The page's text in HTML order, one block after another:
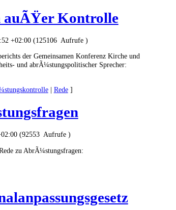
auÃŸer Kontrolle
+02:00 (125106 Aufrufe )
der Gemeinsamen Konferenz Kirche und
und abrÃ¼stungspolitischer Sprecher:
| Rede]
(92553 Aufrufe )
zu AbrÃ¼stungsfragen: